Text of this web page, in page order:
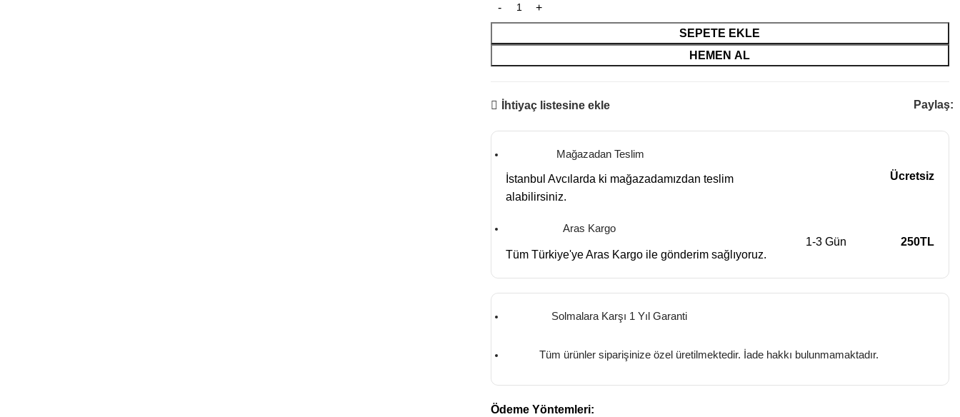
SEPETE EKLE
HEMEN AL
İhtiyaç listesine ekle Paylaş:
Mağazadan Teslim
İstanbul Avcılarda ki mağazadamızdan teslim
alabilirsiniz.
Ücretsiz
Aras Kargo
Tüm Türkiye'ye Aras Kargo ile gönderim sağlıyoruz.
1-3 Gün 250TL
Solmalara Karşı 1 Yıl Garanti
Tüm ürünler siparişinize özel üretilmektedir. İade hakkı bulunmamaktadır.
Ödeme Yöntemleri: